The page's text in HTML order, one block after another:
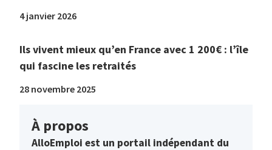
4 janvier 2026
Ils vivent mieux qu’en France avec 1 200€ : l’île
qui fascine les retraités
28 novembre 2025
À propos
AlloEmploi est un portail indépendant du